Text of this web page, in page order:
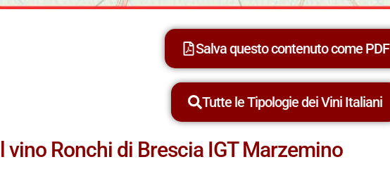
Salva questo contenuto come PDF
Tutte le Tipologie dei Vini Italiani
vino Ronchi di Brescia IGT Marzemino